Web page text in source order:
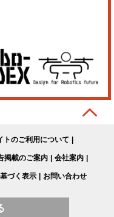
トのご利用について
掲載のご案内 会社案内
づく表示 お問い合わせ